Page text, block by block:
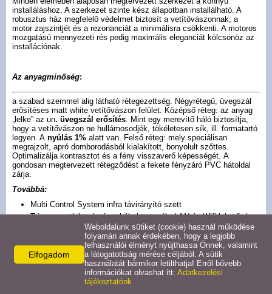
Cyber manual
Oldalfeszített
Álmennyezeti vászon
Fix keretes vászon
Fix íves vászon
X-Press manual
X-Press motoros
installáláshoz. A szerkezet szinte kész állapotban installálható. A
robusztus ház megfelelő védelmet biztosít a vetítővászonnak, a
motor zajszintjét és a rezonanciát a minimálisra csökkenti. A motoros
mozgatású mennyezeti rés pedig maximális eleganciát kölcsönöz az
installációnak.
Az anyagminőség:
a szabad szemmel alig látható rétegezettség. Négyrétegű, üvegszál
erősítéses matt white vetítővászon felület. ​Középső réteg: az anyag
„lelke” az un. üvegszál erősítés. Mint egy merevítő háló biztosítja,
hogy a vetítővászon ne hullámosodjék, tökéletesen sík, ill. formatartó
legyen. A nyúlás 1% alatt van. Felső réteg: mely speciálisan
megrajzolt, apró domborodásból kialakított, bonyolult szőttes.
Optimalizálja kontrasztot és a fény visszaverő képességét. A
gondosan megtervezett rétegződést a fekete fényzáró PVC hátoldal
zárja.
Továbbá:
Multi Control System infra távirányító szett
Trigger csatlakozás és a kábel tartozék, LAN és Wifi lehetőség
Elsősorban irodai és házimozi használatra ajánljuk
Egyes méreteknél akár 70cm fekete kifutó
További képformátumok: 4:3, 16:10, 2.35:1
Somfy Quiet szuper csendes motor, 45dB - 5 év garancia!
Választható vetítővászon felületek:
Elfogadom
Weboldalunk sütiket (cookie) használ működése
folyamán annak érdekében, hogy a legjobb
felhasználói élményt nyújthassa Önnek, valamint
a látogatottság mérése céljából. A sütik
használatát bármikor letilthatja! Erről bővebb
információkat olvashat itt: Adatkezelési
tájékoztatónk